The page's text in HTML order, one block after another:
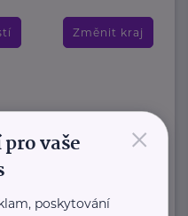
Změnit kraj
Green
působí v
×
vaše
poskytování